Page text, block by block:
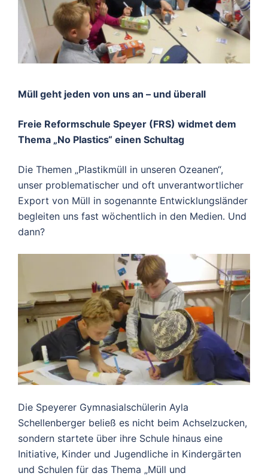
Müll geht jeden von uns an – und überall
Freie Reformschule Speyer (FRS) widmet dem
Thema „No Plastics“ einen Schultag
Die Themen „Plastikmüll in unseren Ozeanen“,
unser problematischer und oft unverantwortlicher
Export von Müll in sogenannte Entwicklungsländer
begleiten uns fast wöchentlich in den Medien. Und
dann?
Die Speyerer Gymnasialschülerin Ayla
Schellenberger beließ es nicht beim Achselzucken,
sondern startete über ihre Schule hinaus eine
Initiative, Kinder und Jugendliche in Kindergärten
und Schulen für das Thema „Müll und